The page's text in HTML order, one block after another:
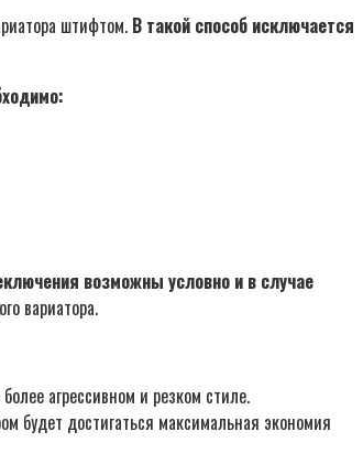
штифтом. В такой способ исключается
возможны условно и в случае
вариатора.
агрессивном и резком стиле.
будет достигаться максимальная экономия